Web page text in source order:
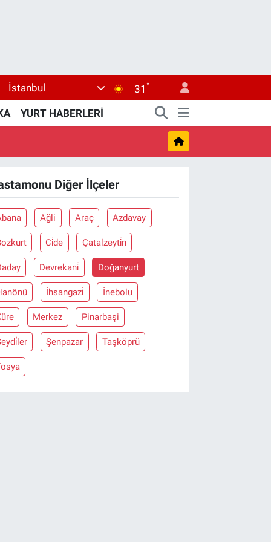
İstanbul 31 °
YURT HABERLERİ
Diğer İlçeler
Ağli Araç Azdavay
Ci̇de Çatalzeyti̇n
Devrekani̇ Doğanyurt
İhsangazi̇ İnebolu
Merkez Pinarbaşi
Şenpazar Taşköprü